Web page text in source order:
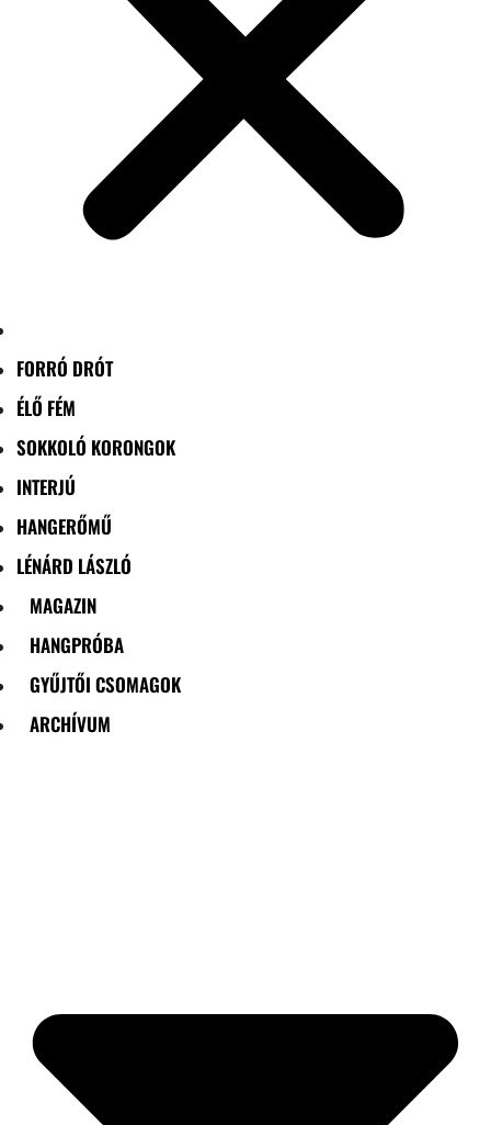
FORRÓ DRÓT
ÉLŐ FÉM
SOKKOLÓ KORONGOK
INTERJÚ
HANGERŐMŰ
LÉNÁRD LÁSZLÓ
MAGAZIN
HANGPRÓBA
GYŰJTŐI CSOMAGOK
ARCHÍVUM